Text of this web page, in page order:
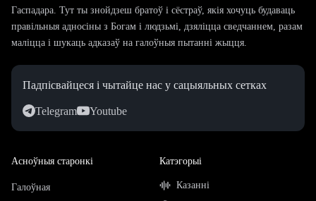
Гаспадара. Тут ты знойдзеш братоў і сёстраў, якія хочуць будаваць
правільныя адносіны з Богам і людзьмі, дзяліцца сведчаннем, разам
маліцца і шукаць адказаў на галоўныя пытанні жыцця.
Падпісвайцеся і чытайце нас у сацыяльных сетках
Telegram Youtube
Асноўныя старонкі
Галоўная
Катэгорыі
Казанні